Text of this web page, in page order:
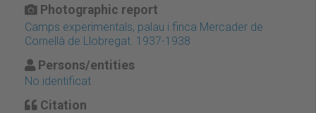
Photographic report
Camps experimentals, palau i finca Mercader de
Cornellà de Llobregat. 1937-1938
Persons/entities
No identificat
Citation